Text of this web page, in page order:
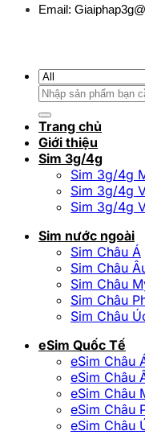
Email:
Tìm
Trang chủ
Giới thiệu
Sim 3g/4g
Sim 3g/4g
Sim 3g/4g
Sim 3g/4g
Sim nước ngoài
Sim Châu Á
Sim Châu
Sim Châu
Sim Châu
Sim Châu
eSim Quốc Tế
eSim Châu
eSim Châu
eSim Châu
eSim Châu
eSim Châu